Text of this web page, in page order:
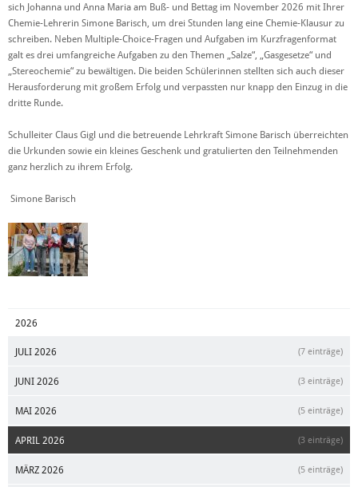
sich Johanna und Anna Maria am Buß- und Bettag im November 2026 mit Ihrer
Chemie-Lehrerin Simone Barisch, um drei Stunden lang eine Chemie-Klausur zu
schreiben. Neben Multiple-Choice-Fragen und Aufgaben im Kurzfragenformat
galt es drei umfangreiche Aufgaben zu den Themen „Salze“, „Gasgesetze“ und
„Stereochemie“ zu bewältigen. Die beiden Schülerinnen stellten sich auch dieser
Herausforderung mit großem Erfolg und verpassten nur knapp den Einzug in die
dritte Runde.
Schulleiter Claus Gigl und die betreuende Lehrkraft Simone Barisch überreichten
die Urkunden sowie ein kleines Geschenk und gratulierten den Teilnehmenden
ganz herzlich zu ihrem Erfolg.
Simone Barisch
2026
JULI 2026 (7 einträge)
JUNI 2026 (3 einträge)
MAI 2026 (5 einträge)
APRIL 2026 (3 einträge)
MÄRZ 2026 (5 einträge)